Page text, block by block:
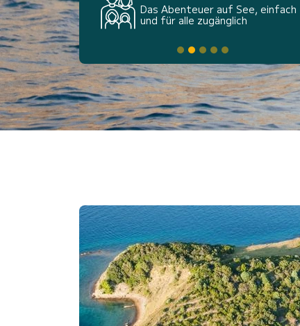
Das Abenteuer auf See, einfach
und für alle zugänglich